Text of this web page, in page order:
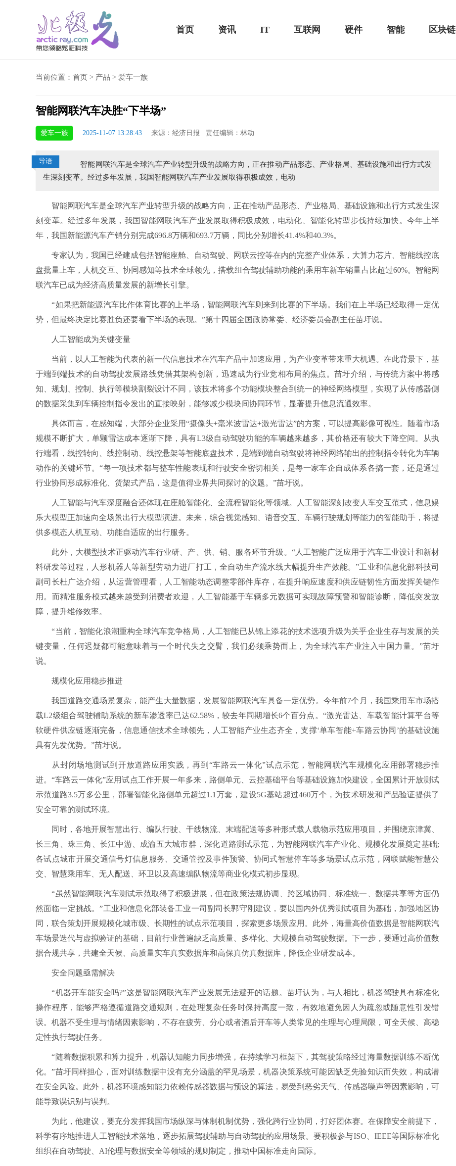
首页 资讯 IT 互联网 硬件 智能 区块链
当前位置： 首页 > 产品 > 爱车一族
智能网联汽车决胜“下半场”
爱车一族 2025-11-07 13:28:43 来源：经济日报 责任编辑：林动
导语
智能网联汽车是全球汽车产业转型升级的战略方向，正在推动产品形态、产业格局、基础设施和出行方式发
生深刻变革。经过多年发展，我国智能网联汽车产业发展取得积极成效，电动
智能网联汽车是全球汽车产业转型升级的战略方向，正在推动产品形态、产业格局、基础设施和出行方式发生深
刻变革。经过多年发展，我国智能网联汽车产业发展取得积极成效，电动化、智能化转型步伐持续加快。今年上半
年，我国新能源汽车产销分别完成696.8万辆和693.7万辆，同比分别增长41.4%和40.3%。
专家认为，我国已经建成包括智能座舱、自动驾驶、网联云控等在内的完整产业体系，大算力芯片、智能线控底
盘批量上车，人机交互、协同感知等技术全球领先，搭载组合驾驶辅助功能的乘用车新车销量占比超过60%。智能网
联汽车已成为经济高质量发展的新增长引擎。
“如果把新能源汽车比作体育比赛的上半场，智能网联汽车则来到比赛的下半场。我们在上半场已经取得一定优
势，但最终决定比赛胜负还要看下半场的表现。”第十四届全国政协常委、经济委员会副主任苗圩说。
人工智能成为关键变量
当前，以人工智能为代表的新一代信息技术在汽车产品中加速应用，为产业变革带来重大机遇。在此背景下，基
于端到端技术的自动驾驶发展路线凭借其架构创新，迅速成为行业竞相布局的焦点。苗圩介绍，与传统方案中将感
知、规划、控制、执行等模块割裂设计不同，该技术将多个功能模块整合到统一的神经网络模型，实现了从传感器侧
的数据采集到车辆控制指令发出的直接映射，能够减少模块间协同环节，显著提升信息流通效率。
具体而言，在感知端，大部分企业采用“摄像头+毫米波雷达+激光雷达”的方案，可以提高影像可视性。随着市场
规模不断扩大，单颗雷达成本逐渐下降，具有L3级自动驾驶功能的车辆越来越多，其价格还有较大下降空间。从执
行端看，线控转向、线控制动、线控悬架等智能底盘技术，是端到端自动驾驶将神经网络输出的控制指令转化为车辆
动作的关键环节。“每一项技术都与整车性能表现和行驶安全密切相关，是每一家车企自成体系各搞一套，还是通过
行业协同形成标准化、货架式产品，这是值得业界共同探讨的议题。”苗圩说。
人工智能与汽车深度融合还体现在座舱智能化、全流程智能化等领域。人工智能深刻改变人车交互范式，信息娱
乐大模型正加速向全场景出行大模型演进。未来，综合视觉感知、语音交互、车辆行驶规划等能力的智能助手，将提
供多模态人机互动、功能自适应的出行服务。
此外，大模型技术正驱动汽车行业研、产、供、销、服各环节升级。“人工智能广泛应用于汽车工业设计和新材
料研发等过程，人形机器人等新型劳动力进厂打工，全自动生产流水线大幅提升生产效能。”工业和信息化部科技司
副司长杜广达介绍，从运营管理看，人工智能动态调整零部件库存，在提升响应速度和供应链韧性方面发挥关键作
用。而精准服务模式越来越受到消费者欢迎，人工智能基于车辆多元数据可实现故障预警和智能诊断，降低突发故
障，提升维修效率。
“当前，智能化浪潮重构全球汽车竞争格局，人工智能已从锦上添花的技术选项升级为关乎企业生存与发展的关
键变量，任何迟疑都可能意味着与一个时代失之交臂，我们必须乘势而上，为全球汽车产业注入中国力量。”苗圩
说。
规模化应用稳步推进
我国道路交通场景复杂，能产生大量数据，发展智能网联汽车具备一定优势。今年前7个月，我国乘用车市场搭
载L2级组合驾驶辅助系统的新车渗透率已达62.58%，较去年同期增长6个百分点。“激光雷达、车载智能计算平台等
软硬件供应链逐渐完备，信息通信技术全球领先，人工智能产业生态齐全，支撑‘单车智能+车路云协同’的基础设施
具有先发优势。”苗圩说。
从封闭场地测试到开放道路应用实践，再到“车路云一体化”试点示范，智能网联汽车规模化应用部署稳步推
进。“车路云一体化”应用试点工作开展一年多来，路侧单元、云控基础平台等基础设施加快建设，全国累计开放测试
示范道路3.5万多公里，部署智能化路侧单元超过1.1万套，建设5G基站超过460万个，为技术研发和产品验证提供了
安全可靠的测试环境。
同时，各地开展智慧出行、编队行驶、干线物流、末端配送等多种形式载人载物示范应用项目，并围绕京津冀、
长三角、珠三角、长江中游、成渝五大城市群，深化道路测试示范，为智能网联汽车产业化、规模化发展奠定基础;
各试点城市开展交通信号灯信息服务、交通管控及事件预警、协同式智慧停车等多场景试点示范，网联赋能智慧公
交、智慧乘用车、无人配送、环卫以及高速编队物流等商业化模式初步显现。
“虽然智能网联汽车测试示范取得了积极进展，但在政策法规协调、跨区域协同、标准统一、数据共享等方面仍
然面临一定挑战。”工业和信息化部装备工业一司副司长郭守刚建议，要以国内外优秀测试项目为基础，加强地区协
同，联合策划开展规模化城市级、长期性的试点示范项目，探索更多场景应用。此外，海量高价值数据是智能网联汽
车场景迭代与虚拟验证的基础，目前行业普遍缺乏高质量、多样化、大规模自动驾驶数据。下一步，要通过高价值数
据合规共享，共建全天候、高质量实车真实数据库和高保真仿真数据库，降低企业研发成本。
安全问题亟需解决
“机器开车能安全吗?”这是智能网联汽车产业发展无法避开的话题。苗圩认为，与人相比，机器驾驶具有标准化
操作程序，能够严格遵循道路交通规则，在处理复杂任务时保持高度一致，有效地避免因人为疏忽或随意性引发错
误。机器不受生理与情绪因素影响，不存在疲劳、分心或者酒后开车等人类常见的生理与心理局限，可全天候、高稳
定性执行驾驶任务。
“随着数据积累和算力提升，机器认知能力同步增强，在持续学习框架下，其驾驶策略经过海量数据训练不断优
化。”苗圩同样担心，面对训练数据中没有充分涵盖的罕见场景，机器决策系统可能因缺乏先验知识而失效，构成潜
在安全风险。此外，机器环境感知能力依赖传感器数据与预设的算法，易受到恶劣天气、传感器噪声等因素影响，可
能导致误识别与误判。
为此，他建议，要充分发挥我国市场纵深与体制机制优势，强化跨行业协同，打好团体赛。在保障安全前提下，
科学有序地推进人工智能技术落地，逐步拓展驾驶辅助与自动驾驶的应用场景。要积极参与ISO、IEEE等国际标准化
组织在自动驾驶、AI伦理与数据安全等领域的规则制定，推动中国标准走向国际。
横扫千军！黑鲨游戏手机2 Pro评测：